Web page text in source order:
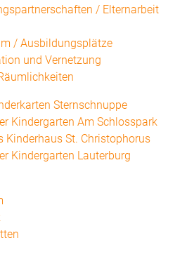
/ Elternarbeit
/ Ausbildungsplätze
und Vernetzung
Sternschnuppe
Kindergarten Am Schlosspark
Kinderhaus St. Christophorus
Kindergarten Lauterburg